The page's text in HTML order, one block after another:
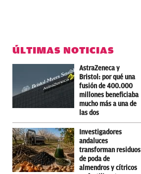
ÚLTIMAS NOTICIAS
AstraZeneca y
Bristol: por qué una
fusión de 400.000
millones beneficiaba
mucho más a una de
las dos
Investigadores
andaluces
transforman residuos
de poda de
almendros y cítricos